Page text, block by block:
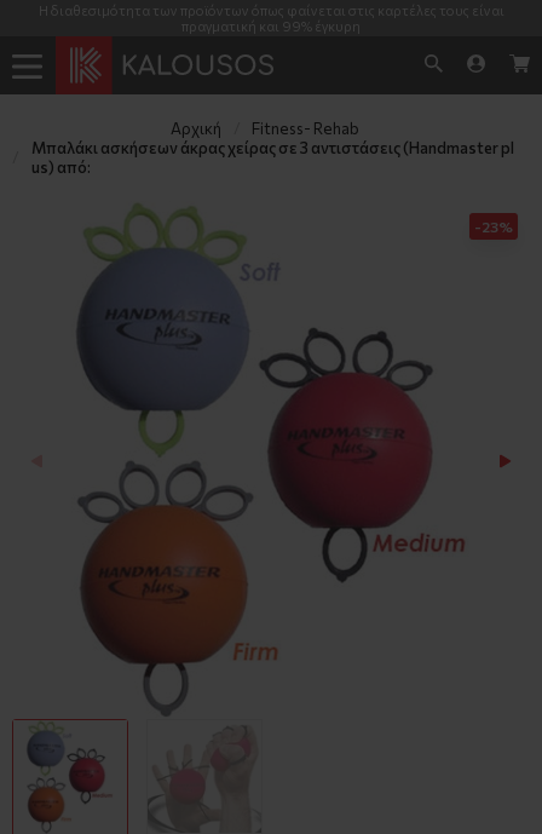
Η διαθεσιμότητα των προϊόντων όπως φαίνεται στις καρτέλες τους είναι
πραγματική και 99% έγκυρη
Αρχική
Fitness- Rehab
Μπαλάκι ασκήσεων άκρας χείρας σε 3 αντιστάσεις (Handmaster pl
us) από:
-23%